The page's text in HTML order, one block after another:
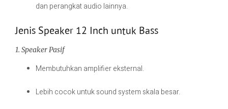
dan perangkat audio lainnya.
Jenis Speaker 12 Inch untuk Bass
1. Speaker Pasif
Membutuhkan amplifier eksternal.
Lebih cocok untuk sound system skala besar.